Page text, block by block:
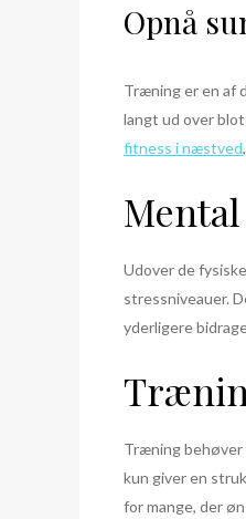
Opnå
Træning er en af
langt ud over
fitness i næstved
Udover de
stressniveauer.
yderligere
Træning behøver
kun giver en
for mange, der